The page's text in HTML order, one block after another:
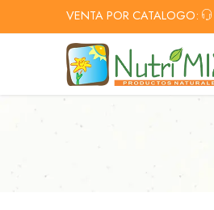
VENTA POR CATALOGO: